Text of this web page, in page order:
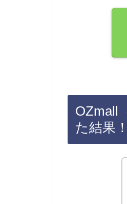
OZmall
た結果！